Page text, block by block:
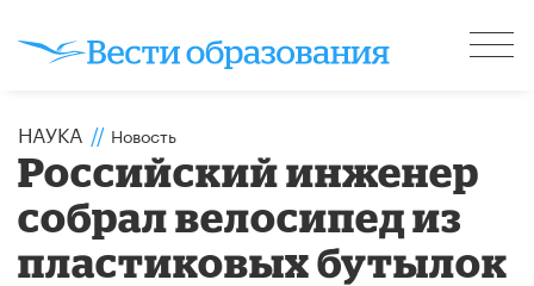
НАУКА // Новость
Российский инженер
собрал велосипед из
пластиковых бутылок